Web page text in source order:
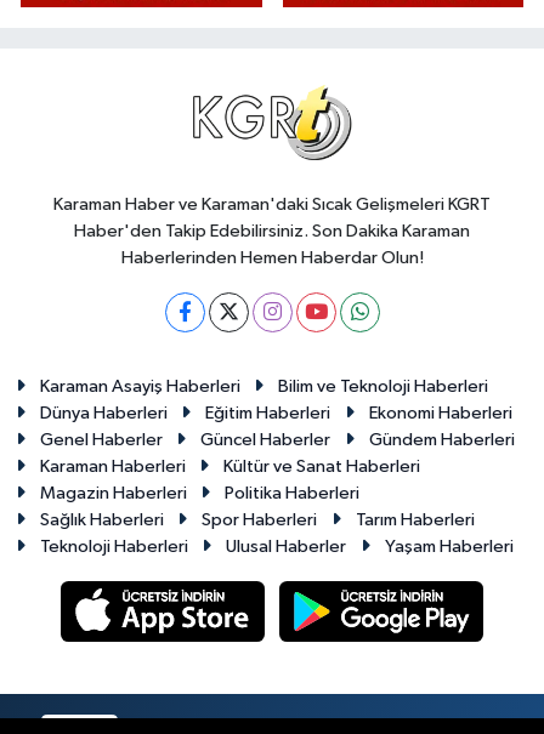
Karaman Haber ve Karaman'daki Sıcak Gelişmeleri KGRT
Haber'den Takip Edebilirsiniz. Son Dakika Karaman
Haberlerinden Hemen Haberdar Olun!
Karaman Asayiş Haberleri
Bilim ve Teknoloji Haberleri
Dünya Haberleri
Eğitim Haberleri
Ekonomi Haberleri
Genel Haberler
Güncel Haberler
Gündem Haberleri
Karaman Haberleri
Kültür ve Sanat Haberleri
Magazin Haberleri
Politika Haberleri
Sağlık Haberleri
Spor Haberleri
Tarım Haberleri
Teknoloji Haberleri
Ulusal Haberler Yaşam Haberleri